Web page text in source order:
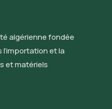
algérienne fondée
l’importation et la
et matériels